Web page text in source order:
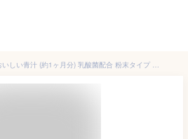
【公式】万田酵素入り おいしい青汁 (約1ヶ月分) 乳酸菌配合 粉末タイプ 栄養補助 桑の葉 大麦若葉 有胞子乳酸菌 人気 乳酸菌 健康習慣 美味しい 万田酵素 万田発酵 カルシウム